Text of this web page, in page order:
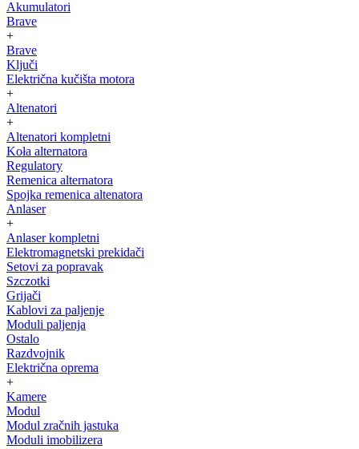
Akumulatori
Brave
+
Brave
Ključi
Električna kučišta motora
+
Altenatori
+
Altenatori kompletni
Koła alternatora
Regulatory
Remenica alternatora
Spojka remenica altenatora
Anlaser
+
Anlaser kompletni
Elektromagnetski prekidači
Setovi za popravak
Szczotki
Grijači
Kablovi za paljenje
Moduli paljenja
Ostalo
Razdvojnik
Električna oprema
+
Kamere
Modul
Modul zračnih jastuka
Moduli imobilizera